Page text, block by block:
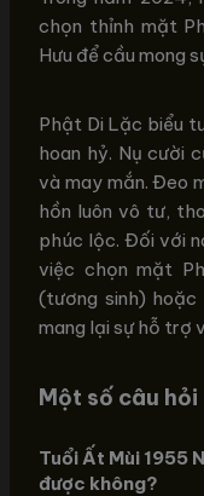
chọn thỉnh mặt
Hưu để cầu mong
Phật Di Lặc biểu
hoan hỷ. Nụ cười
và may mắn. Đeo
hồn luôn vô tư,
phúc lộc. Đối với
việc chọn mặt
(tương sinh)
mang lại sự hỗ trợ
Một số câu
Tuổi Ất Mùi 1955
được không?